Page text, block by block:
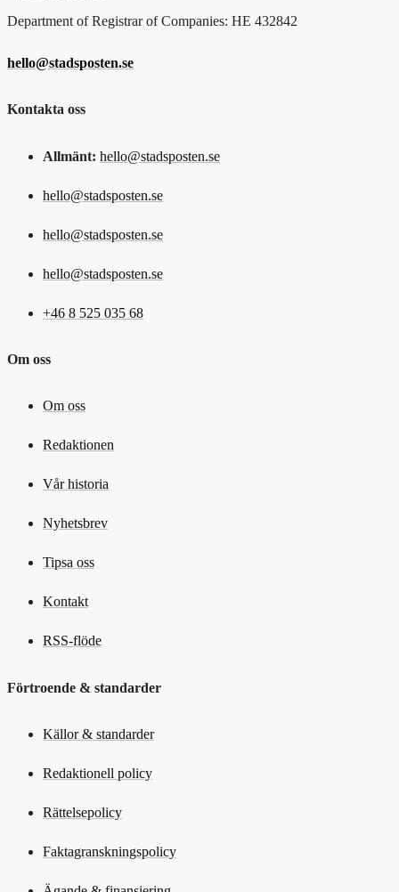
Department of Registrar of Companies: HE 432842
hello@stadsposten.se
Kontakta oss
Allmänt: hello@stadsposten.se
hello@stadsposten.se
hello@stadsposten.se
hello@stadsposten.se
+46 8 525 035 68
Om oss
Om oss
Redaktionen
Vår historia
Nyhetsbrev
Tipsa oss
Kontakt
RSS-flöde
Förtroende & standarder
Källor & standarder
Redaktionell policy
Rättelsepolicy
Faktagranskningspolicy